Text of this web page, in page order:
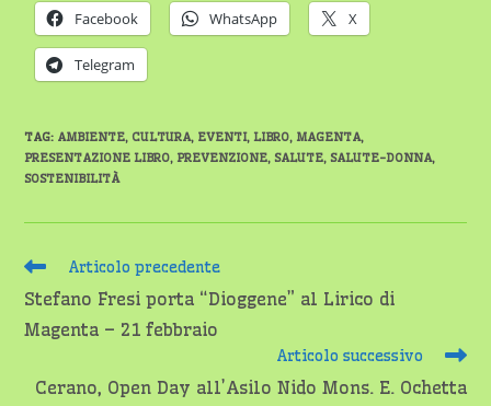
Facebook WhatsApp X
Telegram
TAG: AMBIENTE, CULTURA, EVENTI, LIBRO, MAGENTA,
PRESENTAZIONE LIBRO, PREVENZIONE, SALUTE, SALUTE-DONNA,
SOSTENIBILITÀ
Leggi
articoli
Articolo precedente
Stefano Fresi porta “Dioggene” al Lirico di
Magenta – 21 febbraio
Articolo successivo
Cerano, Open Day all’Asilo Nido Mons. E. Ochetta